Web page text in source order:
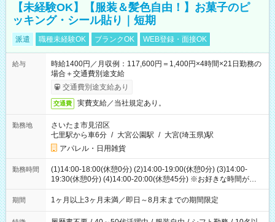
【未経験OK】【服装＆髪色自由！】お菓子のピ
ッキング・シール貼り｜短期
派遣 職種未経験OK ブランクOK WEB登録・面接OK
給与
時給1400円／月収例：117,600円＝1,400円×4時間×21日勤務の
場合＋交通費別途支給
交通費別途支給あり
交通費 実費支給／当社規定あり。
勤務地
さいたま市見沼区
七里駅から車6分 / 大宮公園駅 / 大宮(埼玉県)駅
アパレル・日用雑貨
勤務時間
(1)14:00-18:00(休憩0分) (2)14:00-19:00(休憩0分) (3)14:00-
19:30(休憩0分) (4)14:00-20:00(休憩45分) ※お好きな時間が選べ
ます
期間 1ヶ月以上3ヶ月未満／即日～8月末までの期間限定